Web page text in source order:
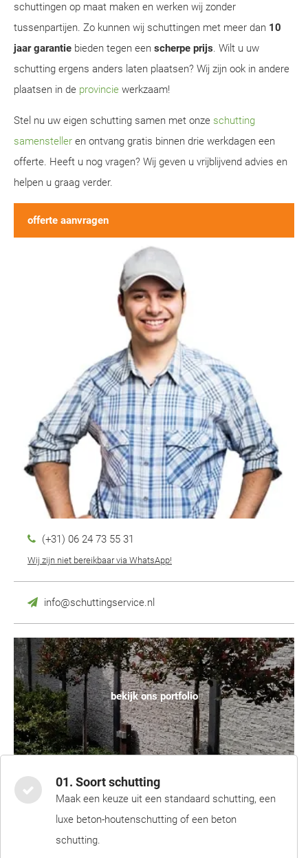
schuttingen op maat maken en werken wij zonder
tussenpartijen. Zo kunnen wij schuttingen met meer dan 10
jaar garantie bieden tegen een scherpe prijs. Wilt u uw
schutting ergens anders laten plaatsen? Wij zijn ook in andere
plaatsen in de provincie werkzaam!
Stel nu uw eigen schutting samen met onze schutting
samensteller en ontvang gratis binnen drie werkdagen een
offerte. Heeft u nog vragen? Wij geven u vrijblijvend advies en
helpen u graag verder.
offerte aanvragen
(+31) 06 24 73 55 31
Wij zijn niet bereikbaar via WhatsApp!
info@schuttingservice.nl
bekijk ons portfolio
01. Soort schutting
Maak een keuze uit een standaard schutting, een
luxe beton-houtenschutting of een beton
schutting.